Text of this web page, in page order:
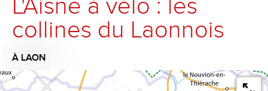
L'Aisne à vélo : les
collines du Laonnois
À LAON